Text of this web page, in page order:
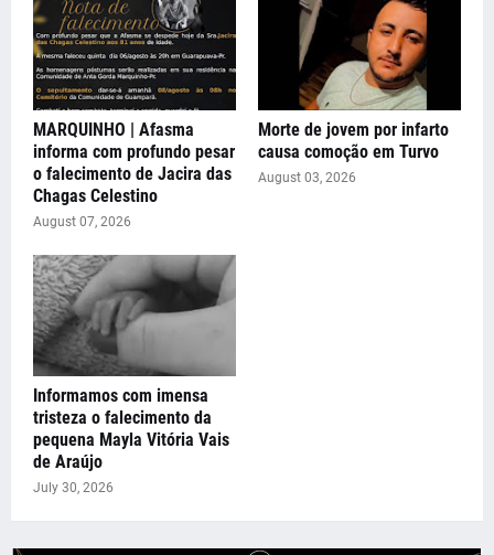
MARQUINHO | Afasma
informa com profundo pesar
o falecimento de Jacira das
Chagas Celestino
August 07, 2026
Morte de jovem por infarto
causa comoção em Turvo
August 03, 2026
Informamos com imensa
tristeza o falecimento da
pequena Mayla Vitória Vais
de Araújo
July 30, 2026